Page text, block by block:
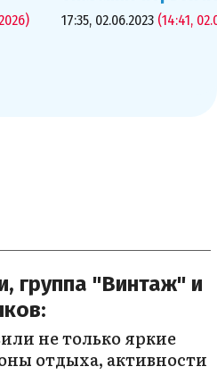
17:35, 02.06.2023 (14:41,
группа "Винтаж" и
не только яркие
отдыха, активности